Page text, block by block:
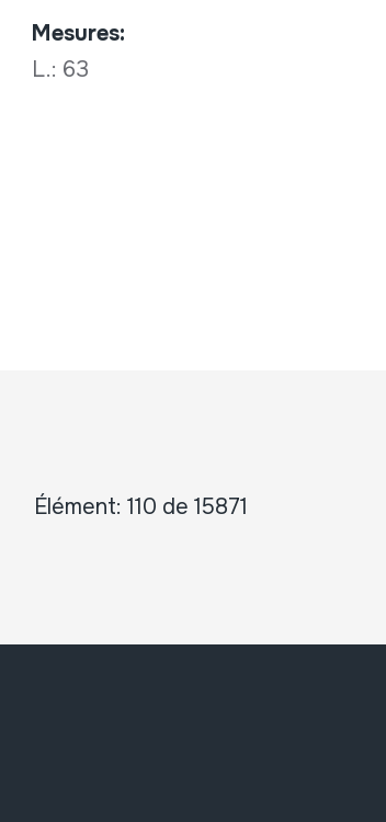
Mesures:
L.: 63
Élément: 110 de 15871